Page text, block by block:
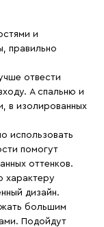
и
правильно
отвести
А спальню и
в изолированных
использовать
помогут
оттенков.
характеру
дизайн.
большим
Подойдут